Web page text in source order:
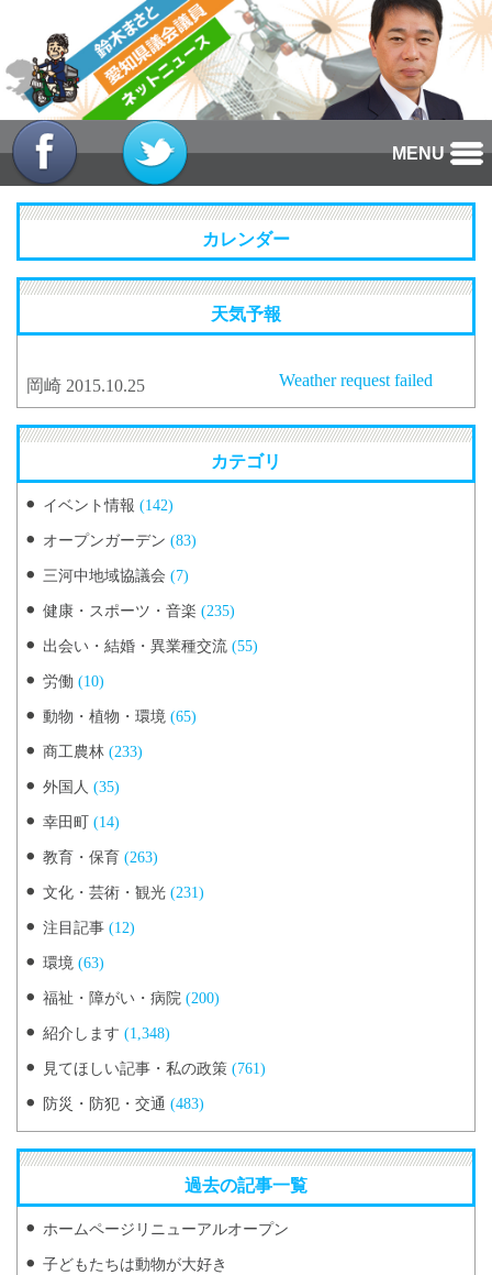
MENU
カレンダー
天気予報
岡崎 2015.10.25 Weather request failed
カテゴリ
イベント情報 (142)
オープンガーデン (83)
三河中地域協議会 (7)
健康・スポーツ・音楽 (235)
出会い・結婚・異業種交流 (55)
労働 (10)
動物・植物・環境 (65)
商工農林 (233)
外国人 (35)
幸田町 (14)
教育・保育 (263)
文化・芸術・観光 (231)
注目記事 (12)
環境 (63)
福祉・障がい・病院 (200)
紹介します (1,348)
見てほしい記事・私の政策 (761)
防災・防犯・交通 (483)
過去の記事一覧
ホームページリニューアルオープン
子どもたちは動物が大好き